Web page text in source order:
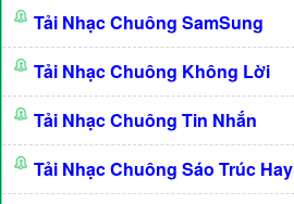
Tải Nhạc Chuông SamSung
Tải Nhạc Chuông Không Lời
Tải Nhạc Chuông Tin Nhắn
Tải Nhạc Chuông Sáo Trúc Hay